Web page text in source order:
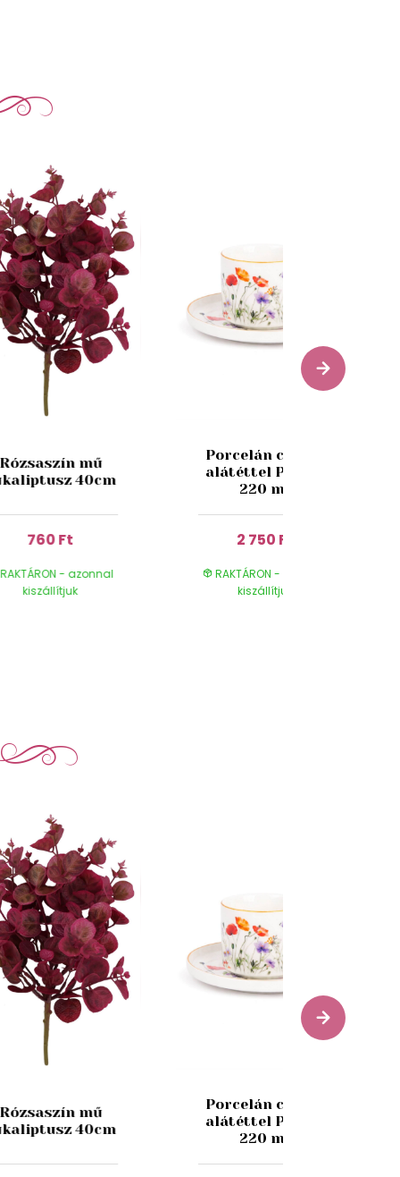
Rózsaszín mű
40cm
760 Ft
RAKTÁRON - azonnal
kiszállítjuk
Porcelán csésze
alátéttel Pipacs
220 ml
2 750 Ft
RAKTÁRON - azonnal
kiszállítjuk
Rózsaszín mű
40cm
Porcelán csésze
alátéttel Pipacs
220 ml